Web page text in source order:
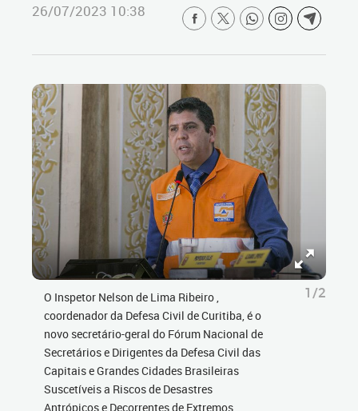
26/07/2023 10:38
O Inspetor Nelson de Lima Ribeiro ,
coordenador da Defesa Civil de Curitiba, é o
novo secretário-geral do Fórum Nacional de
Secretários e Dirigentes da Defesa Civil das
Capitais e Grandes Cidades Brasileiras
Suscetíveis a Riscos de Desastres
Antrópicos e Decorrentes de Extremos
1/2